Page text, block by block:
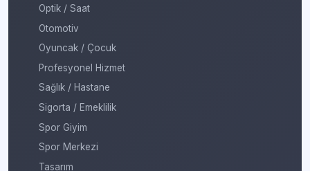
Optik / Saat
Otomotiv
Oyuncak / Çocuk
Profesyonel Hizmet
Sağlık / Hastane
Sigorta / Emeklilik
Spor Giyim
Spor Merkezi
Tasarım